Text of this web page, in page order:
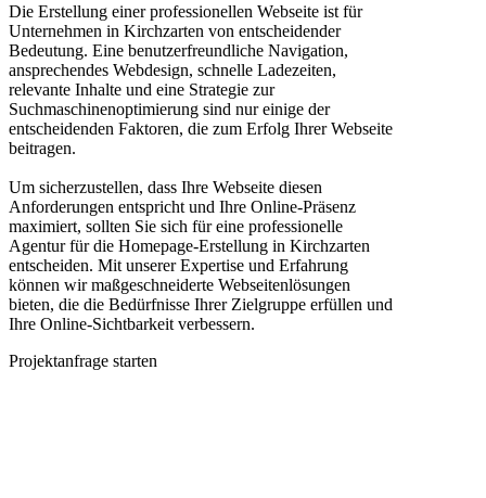
Die Erstellung einer professionellen Webseite ist für
Unternehmen in Kirchzarten von entscheidender
Bedeutung. Eine benutzerfreundliche Navigation,
ansprechendes Webdesign, schnelle Ladezeiten,
relevante Inhalte und eine Strategie zur
Suchmaschinenoptimierung sind nur einige der
entscheidenden Faktoren, die zum Erfolg Ihrer Webseite
beitragen.
Um sicherzustellen, dass Ihre Webseite diesen
Anforderungen entspricht und Ihre Online-Präsenz
maximiert, sollten Sie sich für eine professionelle
Agentur für die Homepage-Erstellung in Kirchzarten
entscheiden. Mit unserer Expertise und Erfahrung
können wir maßgeschneiderte Webseitenlösungen
bieten, die die Bedürfnisse Ihrer Zielgruppe erfüllen und
Ihre Online-Sichtbarkeit verbessern.
Projektanfrage starten